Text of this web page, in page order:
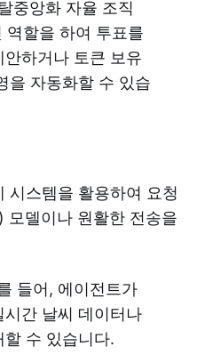
중앙화 자율 조직
역할을 하여 투표를
하거나 토큰 보유
을 자동화할 수 있습
시스템을 활용하여 요청
델이나 원활한 전송을
들어, 에이전트가
간 날씨 데이터나
수 있습니다.